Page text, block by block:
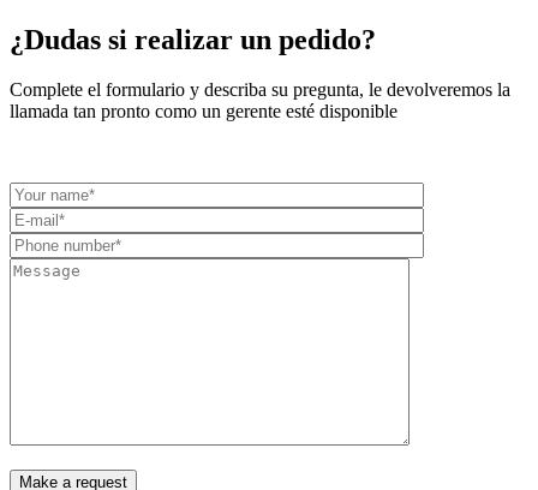
¿Dudas si realizar un pedido?
Complete el formulario y describa su pregunta, le devolveremos la
llamada tan pronto como un gerente esté disponible